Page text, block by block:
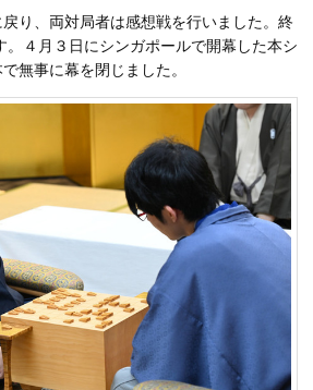
り、両対局者は感想戦を行いました。終
。４月３日にシンガポールで開幕した本シ
無事に幕を閉じました。